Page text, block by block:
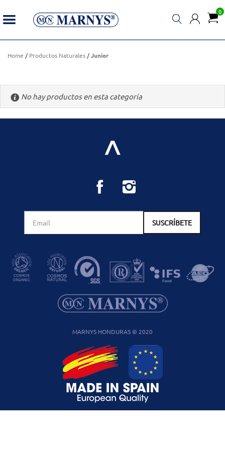
0
Junior
Home /Productos Naturales / Junior
No hay productos en esta categoría
MARNYS HONDURAS © 2020